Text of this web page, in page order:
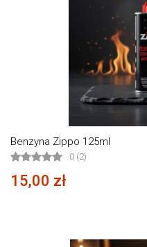
Benzyna Zippo 125ml
0 (2)
15,00 zł